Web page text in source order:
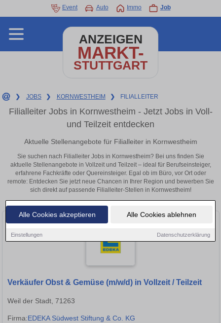
Alle Cookies akzeptieren Alle Cookies ablehnen
Einstellungen Datenschutzerklärung
Event Auto Immo Job
ANZEIGEN
MARKT-
STUTTGART
❯ JOBS ❯ KORNWESTHEIM ❯ FILIALLEITER
Filialleiter Jobs in Kornwestheim - Jetzt Jobs in Voll-
und Teilzeit entdecken
Aktuelle Stellenangebote für Filialleiter in Kornwestheim
Sie suchen nach Filialleiter Jobs in Kornwestheim? Bei uns finden Sie
aktuelle Stellenangebote in Vollzeit und Teilzeit – ideal für Berufseinsteiger,
erfahrene Fachkräfte oder Quereinsteiger. Egal ob im Büro, vor Ort oder
remote: Entdecken Sie jetzt neue Chancen in Ihrer Region und bewerben Sie
sich direkt auf passende Filialleiter-Stellen in Kornwestheim!
Verkäufer Obst & Gemüse (m/w/d) in Vollzeit / Teilzeit
Weil der Stadt, 71263
Firma:EDEKA Südwest Stiftung & Co. KG